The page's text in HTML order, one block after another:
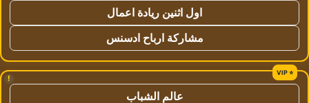
اول اثنين ريادة اعمال
مشاركة ارباح ادسنس
!
عالم الشباب